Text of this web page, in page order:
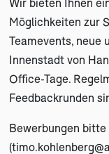
Möglichkeiten zur
Teamevents, neue
Innenstadt von
Office-Tage.
Feedbackrunden
Bewerbungen bitte
(